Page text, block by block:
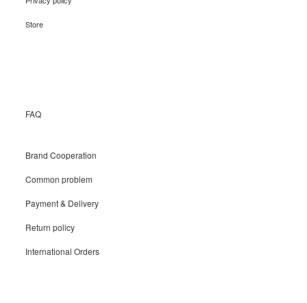
Store
FAQ
Brand Cooperation
Common problem
Payment & Delivery
Return policy
International Orders